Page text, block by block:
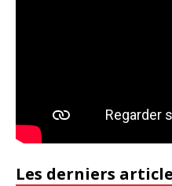
Les derniers